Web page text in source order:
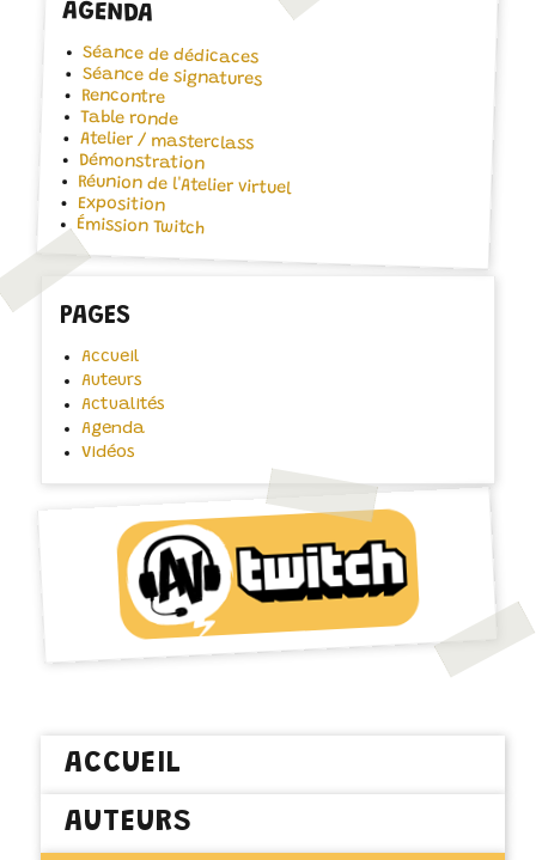
AGENDA
Séance de dédicaces
Séance de signatures
Rencontre
Table ronde
Atelier / masterclass
Démonstration
Réunion de l'Atelier virtuel
Exposition
Émission Twitch
PAGES
Accueil
Auteurs
Actualités
Agenda
Vidéos
ACCUEIL
AUTEURS